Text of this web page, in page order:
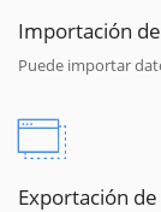
Importación
Puede importar
Exportación